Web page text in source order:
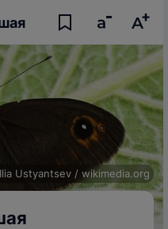
Ilia Ustyantsev / wikimedia.org